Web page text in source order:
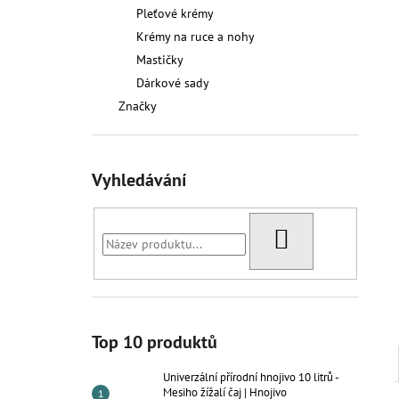
Pleťové krémy
Krémy na ruce a nohy
Mastičky
Dárkové sady
Značky
Vyhledávání
Top 10 produktů
Univerzální přírodní hnojivo 10 litrů -
Mesiho žížalí čaj | Hnojivo
UNIVERZÁLNÍ PŘÍRODNÍ HNOJIVO 10
LITRŮ - MESIHO ŽÍŽALÍ ČAJ | HNOJIVO
1 391,50 Kč